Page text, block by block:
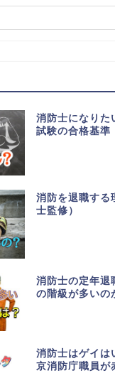
消防士になりた
試験の合格基準
消防を退職する
士監修）
消防士の定年退
の階級が多いの
消防士はゲイは
京消防庁職員が